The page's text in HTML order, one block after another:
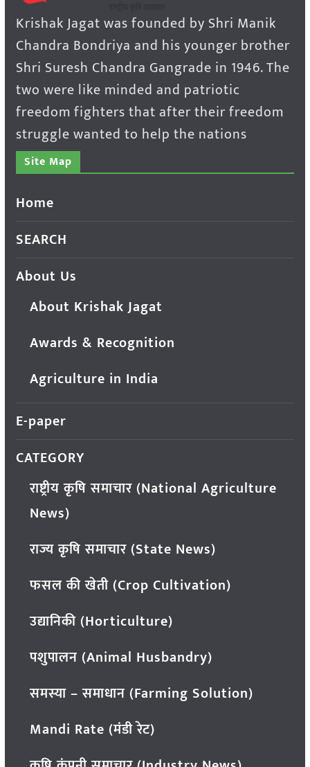
Krishak Jagat was founded by Shri Manik
Chandra Bondriya and his younger brother
Shri Suresh Chandra Gangrade in 1946. The
two were like minded and patriotic
freedom fighters that after their freedom
struggle wanted to help the nations
Site Map
Home
SEARCH
About Us
About Krishak Jagat
Awards & Recognition
Agriculture in India
E-paper
CATEGORY
राष्ट्रीय कृषि समाचार (National Agriculture
News)
राज्य कृषि समाचार (State News)
फसल की खेती (Crop Cultivation)
उद्यानिकी (Horticulture)
पशुपालन (Animal Husbandry)
समस्या – समाधान (Farming Solution)
Mandi Rate (मंडी रेट)